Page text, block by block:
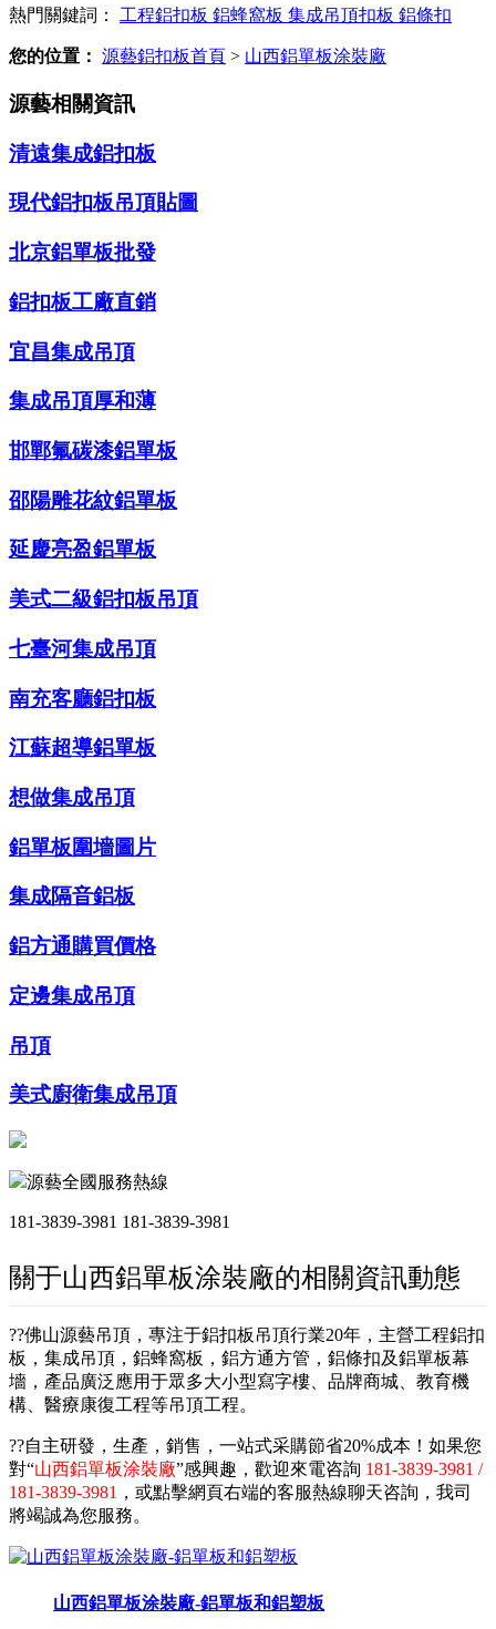
熱門關鍵詞： 工程鋁扣板 鋁蜂窩板 集成吊頂扣板 鋁條扣
您的位置： 源藝鋁扣板首頁 > 山西鋁單板涂裝廠
源藝相關資訊
清遠集成鋁扣板
現代鋁扣板吊頂貼圖
北京鋁單板批發
鋁扣板工廠直銷
宜昌集成吊頂
集成吊頂厚和薄
邯鄲氟碳漆鋁單板
邵陽雕花紋鋁單板
延慶亮盈鋁單板
美式二級鋁扣板吊頂
七臺河集成吊頂
南充客廳鋁扣板
江蘇超導鋁單板
想做集成吊頂
鋁單板圍墻圖片
集成隔音鋁板
鋁方通購買價格
定邊集成吊頂
吊頂
美式廚衛集成吊頂
源藝全國服務熱線
181-3839-3981 181-3839-3981
關于山西鋁單板涂裝廠的相關資訊動態
??佛山源藝吊頂，專注于鋁扣板吊頂行業20年，主營工程鋁扣
板，集成吊頂，鋁蜂窩板，鋁方通方管，鋁條扣及鋁單板幕
墻，產品廣泛應用于眾多大小型寫字樓、品牌商城、教育機
構、醫療康復工程等吊頂工程。
??自主研發，生產，銷售，一站式采購節省20%成本！如果您
對“山西鋁單板涂裝廠”感興趣，歡迎來電咨詢 181-3839-3981 /
181-3839-3981 ，或點擊網頁右端的客服熱線聊天咨詢，我司
將竭誠為您服務。
山西鋁單板涂裝廠-鋁單板和鋁塑板